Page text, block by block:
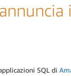
SQL di